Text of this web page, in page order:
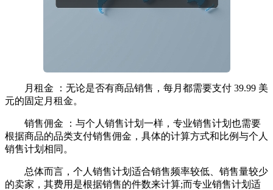
月租金 ：无论是否有商品销售，每月都需要支付 39.99 美
元的固定月租金。
销售佣金 ：与个人销售计划一样，专业销售计划也需要
根据商品的品类支付销售佣金，具体的计算方式和比例与个人
销售计划相同。
总体而言，个人销售计划适合销售频率较低、销售量较少
的卖家，其费用是根据销售的件数来计算;而专业销售计划适